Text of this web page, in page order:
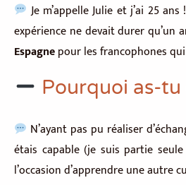
Je m’appelle Julie et j’ai 25 ans
expérience ne devait durer qu’un
Espagnepour les francophones
Pourquoi as-tu
N’ayant pas pu réaliser
étais capable (je suis partie
l’occasion d’apprendre une autre